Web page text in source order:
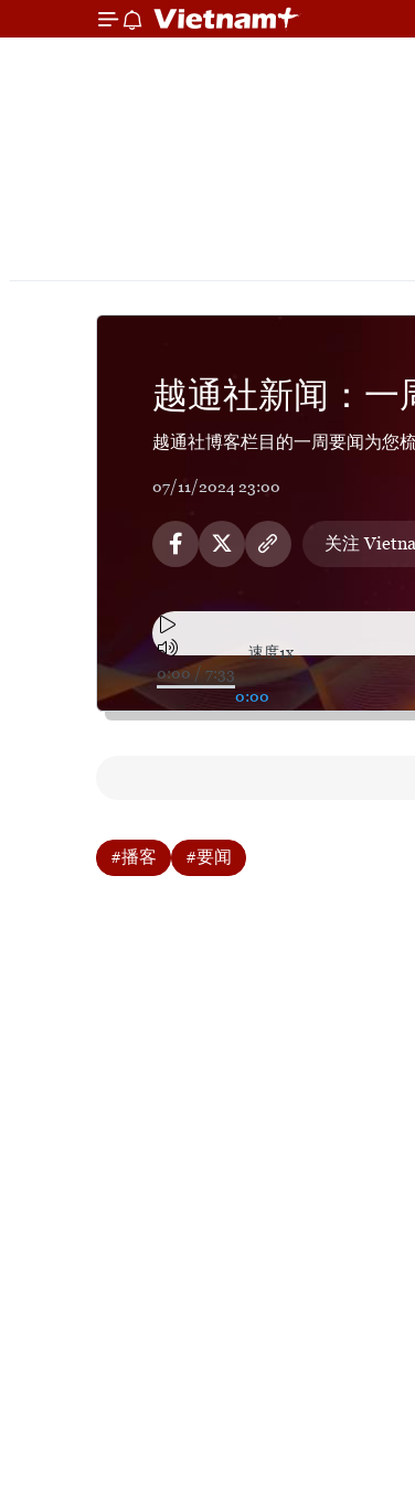
越通社新闻：一
越通社博客栏目的一周要闻为您
07/11/2024 23:00
关注
0:00 / 7:33
0:00
速度1x
#播客 #要闻